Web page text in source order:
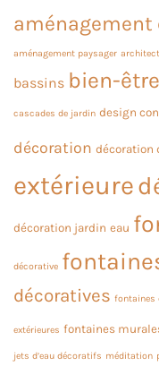
aménagement
aménagement paysager
bassins bien-être
cascades de jardin design
décoration décoration
extérieure
décoration jardin eau
décorative
décoratives fontaines
extérieures fontaines
jets d’eau décoratifs méditation